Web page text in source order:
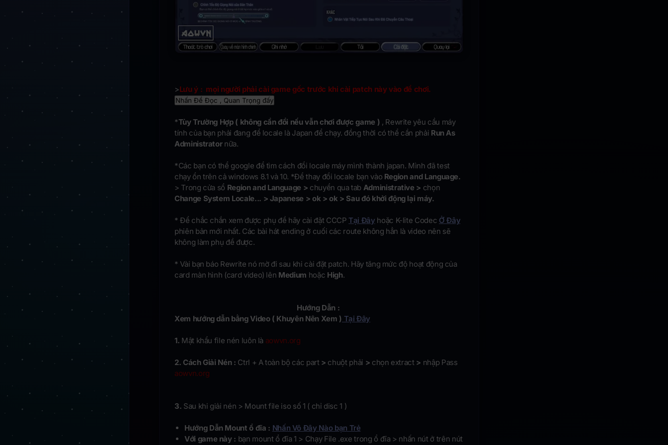
>Lưu ý : mọi người phải cài game gốc trước khi cài patch này vào để chơi.
Nhấn Để Đọc , Quan Trọng đấy
*Tùy Trường Hợp ( không cần đổi nếu vẫn chơi được game ) , Rewrite yêu cầu máy
tính của bạn phải đang để locale là Japan để chạy. đồng thời có thể cần phải Run As
Administrator nữa.
*Các bạn có thể google để tìm cách đổi locale máy mình thành japan. Mình đã test
chạy ổn trên cả windows 8.1 và 10. *Để thay đổi locale bạn vào Region and Language.
> Trong cửa sổ Region and Language > chuyển qua tab Administrative > chọn
Change System Locale... > Japanese > ok > ok > Sau đó khởi động lại máy.
* Để chắc chắn xem được phụ đề hãy cài đặt CCCP Tại Đây hoặc K-lite Codec Ở Đây
phiên bản mới nhất. Các bài hát ending ở cuối các route không hẳn là video nên sẽ
không làm phụ đề được.
* Vài bạn báo Rewrite nó mờ đi sau khi cài đặt patch. Hãy tăng mức độ hoạt động của
card màn hình (card video) lên Medium hoặc High.
Hướng Dẫn :
Xem hướng dẫn bằng Video ( Khuyên Nên Xem ) Tại Đây
1. Mật khẩu file nén luôn là aowvn.org
2. Cách Giải Nén : Ctrl + A toàn bộ các part > chuột phải > chọn extract > nhập Pass
aowvn.org
3. Sau khi giải nén > Mount file iso số 1 ( chỉ disc 1 )
Hướng Dẫn Mount ổ đĩa : Nhấn Vô Đây Nào bạn Trẻ
Với game này : bạn mount ổ đĩa 1 > Chạy File .exe trong ổ đĩa > nhấn nút ở trên nút